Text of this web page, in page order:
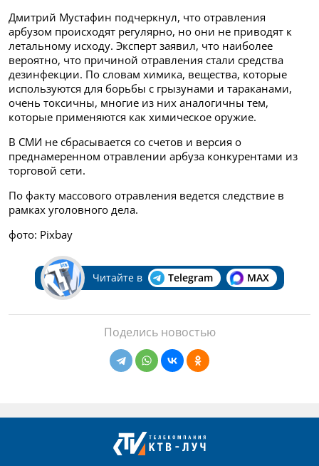
Дмитрий Мустафин подчеркнул, что отравления
арбузом происходят регулярно, но они не приводят к
летальному исходу. Эксперт заявил, что наиболее
вероятно, что причиной отравления стали средства
дезинфекции. По словам химика, вещества, которые
используются для борьбы с грызунами и тараканами,
очень токсичны, многие из них аналогичны тем,
которые применяются как химическое оружие.
В СМИ не сбрасывается со счетов и версия о
преднамеренном отравлении арбуза конкурентами из
торговой сети.
По факту массового отравления ведется следствие в
рамках уголовного дела.
фото: Pixbay
Читайте в Telegram MAX
Поделись новостью